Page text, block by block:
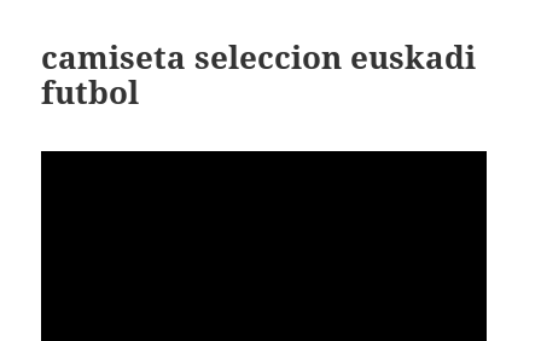
camiseta seleccion euskadi
futbol